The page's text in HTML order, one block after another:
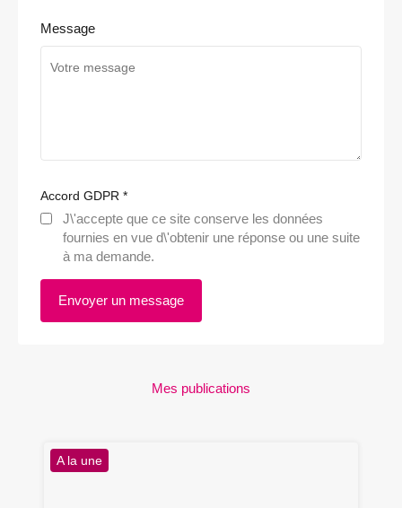
Message
Accord GDPR *
J\'accepte que ce site conserve les données
fournies en vue d\'obtenir une réponse ou une suite
à ma demande.
Mes publications
A la une